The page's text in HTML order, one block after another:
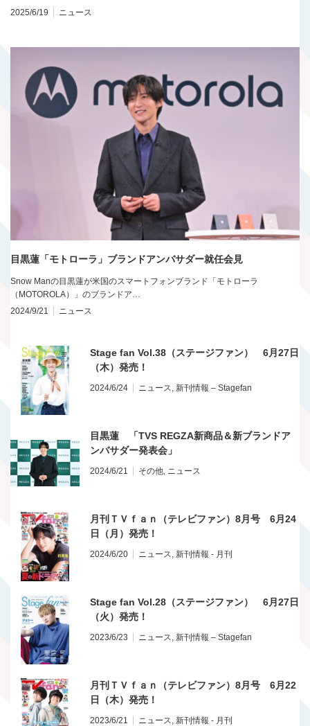
2025/6/19
ニュース
目黒蓮「モトローラ」ブランドアンバサダー就任会見
Snow Manの目黒蓮が米国のスマートフォンブランド「モトローラ
（MOTOROLA）」のブランドア…
2024/9/21
ニュース
Stage fan Vol.38（ステージファン） 6月27日
（木）発売！
2024/6/24 ニュース 新刊情報 – Stagefan
目黒蓮 「TVS REGZA新商品＆新ブランドア
ンバサダー発表会」
2024/6/21 その他 ニュース
月刊ＴＶｆａｎ（テレビファン）8月号 6月24
日（月）発売！
2024/6/20 ニュース 新刊情報 - 月刊
Stage fan Vol.28（ステージファン） 6月27日
（火）発売！
2023/6/23 ニュース 新刊情報 – Stagefan
月刊ＴＶｆａｎ（テレビファン）8月号 6月22
日（木）発売！
2023/6/21 ニュース 新刊情報 - 月刊